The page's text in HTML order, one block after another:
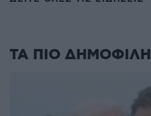
ΤΑ ΠΙΟ ΔΗΜΟΦΙΛΗ